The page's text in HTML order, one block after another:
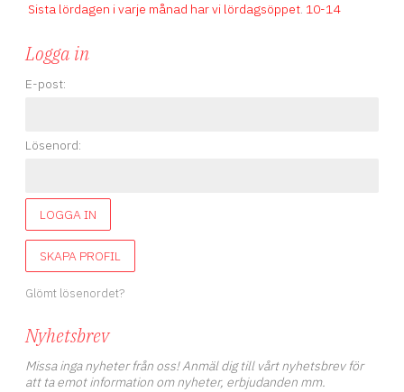
Sista lördagen i varje månad har vi lördagsöppet. 10-14
Logga in
E-post:
Lösenord:
LOGGA IN
SKAPA PROFIL
Glömt lösenordet?
Nyhetsbrev
Missa inga nyheter från oss! Anmäl dig till vårt nyhetsbrev för
att ta emot information om nyheter, erbjudanden mm.